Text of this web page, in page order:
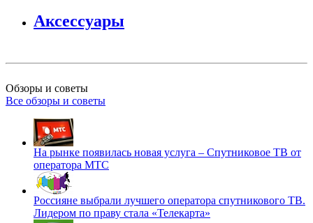
Аксессуары
Обзоры и советы
Все обзоры и советы
На рынке появилась новая услуга – Спутниковое ТВ от
оператора МТС
Россияне выбрали лучшего оператора спутникового ТВ.
Лидером по праву стала «Телекарта»